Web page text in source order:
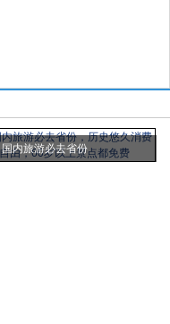
国内旅游必去省份